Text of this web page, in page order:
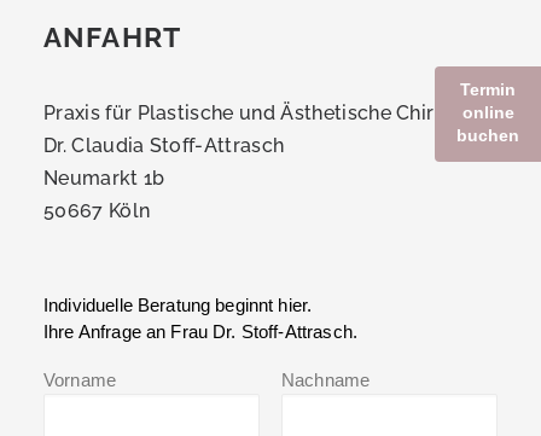
ANFAHRT
Praxis für Plastische und Ästhetische Chirurgie
Dr. Claudia Stoff-Attrasch
Neumarkt 1b
50667 Köln
Individuelle Beratung beginnt hier.
Ihre Anfrage an Frau Dr. Stoff-Attrasch.
Vorname Nachname
Termin
online
buchen